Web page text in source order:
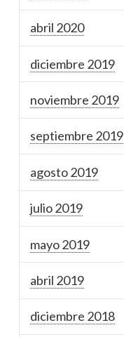
abril 2020
diciembre 2019
noviembre 2019
septiembre 2019
agosto 2019
julio 2019
mayo 2019
abril 2019
diciembre 2018